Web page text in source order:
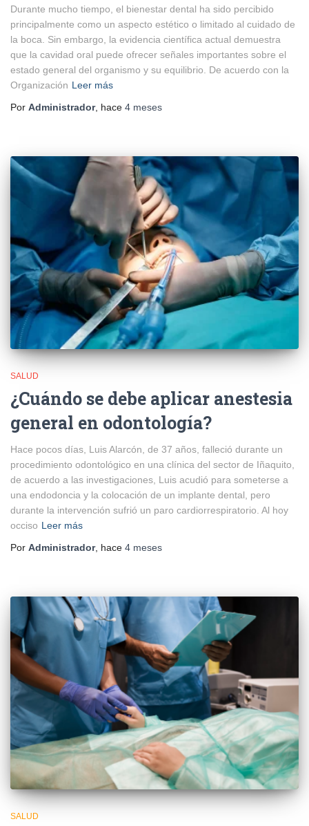
Durante mucho tiempo, el bienestar dental ha sido percibido
principalmente como un aspecto estético o limitado al cuidado de
la boca. Sin embargo, la evidencia científica actual demuestra
que la cavidad oral puede ofrecer señales importantes sobre el
estado general del organismo y su equilibrio. De acuerdo con la
Organización Leer más
Por Administrador, hace 4 meses
SALUD
¿Cuándo se debe aplicar anestesia
general en odontología?
Hace pocos días, Luis Alarcón, de 37 años, falleció durante un
procedimiento odontológico en una clínica del sector de Iñaquito,
de acuerdo a las investigaciones, Luis acudió para someterse a
una endodoncia y la colocación de un implante dental, pero
durante la intervención sufrió un paro cardiorrespiratorio. Al hoy
occiso Leer más
Por Administrador, hace 4 meses
SALUD